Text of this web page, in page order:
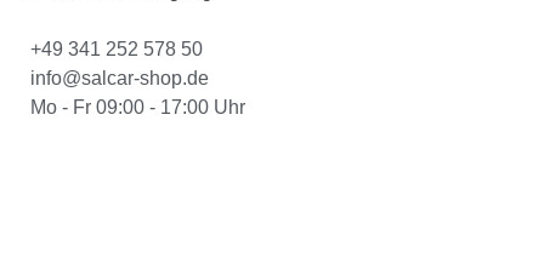
+49 341 252 578 50
info@salcar-shop.de
Mo - Fr 09:00 - 17:00 Uhr